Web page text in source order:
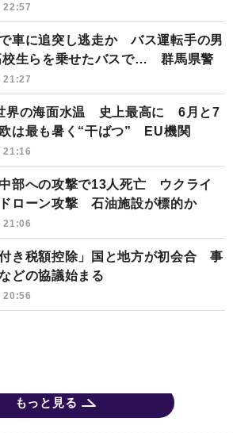
22:57
車に追突し逃走か バス運転手の男
校生らを乗せたバスで… 群馬県警
21:27
界の海面水温 史上最高に 6月と7
は最も暑く“干ばつ” EU機関
21:16
部への攻撃で13人死亡 ウクライ
ローン攻撃 石油施設が標的か
21:06
付き税額控除」国と地方が初会合 事
どの協議始まる
20:56
もっと見る